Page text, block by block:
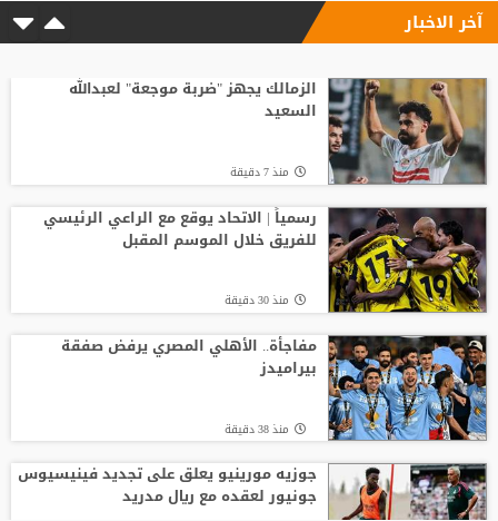
مأساة وفاة لاعب شاب
انطلاق منافسات بطولة الحسن الدولية
العاشرة للتايكواندو
افتتاح دورة "سبارتاكياد شعوب روسيا" 2026
في يكاترينبورغ
آخر الاخبار
الزمالك يجهز "ضربة موجعة" لعبدالله
السعيد
منذ 7 دقيقة
رسمياً | الاتحاد يوقع مع الراعي الرئيسي
للفريق خلال الموسم المقبل
منذ 30 دقيقة
مفاجأة.. الأهلي المصري يرفض صفقة
بيراميدز
منذ 38 دقيقة
جوزيه مورينيو يعلق على تجديد فينيسيوس
جونيور لعقده مع ريال مدريد